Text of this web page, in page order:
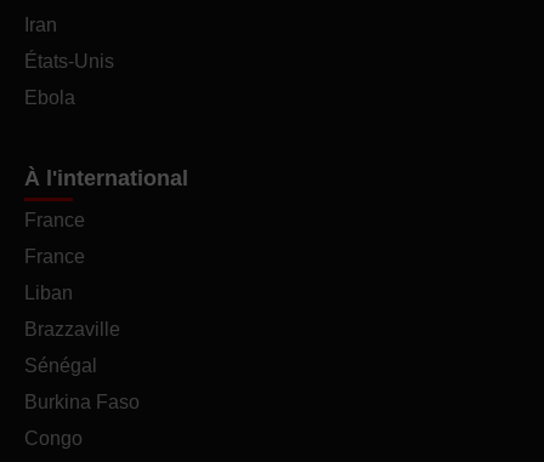
Iran
États-Unis
Ebola
À l'international
France
France
Liban
Brazzaville
Sénégal
Burkina Faso
Congo